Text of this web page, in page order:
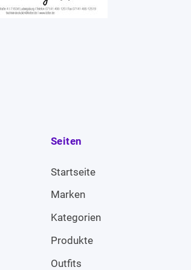
Seiten
Startseite
Marken
Kategorien
Produkte
Outfits